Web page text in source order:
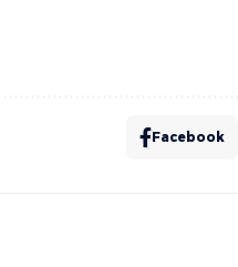
Facebook